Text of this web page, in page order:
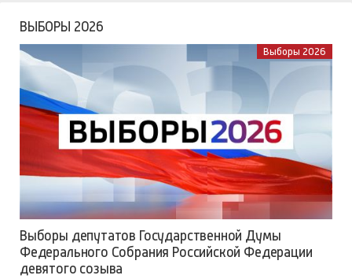
ВЫБОРЫ 2026
Выборы 2026
Выборы депутатов Государственной Думы
Федерального Собрания Российской Федерации
девятого созыва